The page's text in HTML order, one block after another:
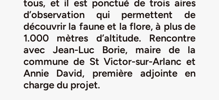
tous, et il est ponctué de trois aires
d’observation qui permettent de
découvrir la faune et la flore, à plus de
1.000 mètres d’altitude. Rencontre
avec Jean-Luc Borie, maire de la
commune de St Victor-sur-Arlanc et
Annie David, première adjointe en
charge du projet.